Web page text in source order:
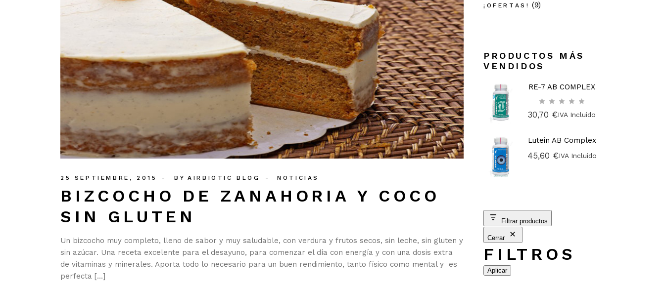
25 SEPTIEMBRE, 2015 BY AIRBIOTIC BLOG NOTICIAS
BIZCOCHO DE ZANAHORIA Y COCO
SIN GLUTEN
Un bizcocho muy completo, lleno de sabor y muy saludable, con verdura y frutos secos, sin leche, sin gluten y
sin azúcar. Una receta excelente para el desayuno, para comenzar el día con energía y con una dosis extra
de vitaminas y minerales. Aporta todo lo necesario para un buen rendimiento, tanto físico como mental y es
perfecta […]
¡OFERTAS! (9)
PRODUCTOS MÁS
VENDIDOS
RE-7 AB COMPLEX
30,70 €IVA Incluido
Lutein AB Complex
45,60 €IVA Incluido
Filtrar productos
Cerrar
FILTROS
Aplicar